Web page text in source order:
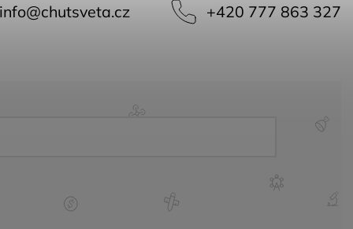
info@chutsveta.cz +420 777 863 327